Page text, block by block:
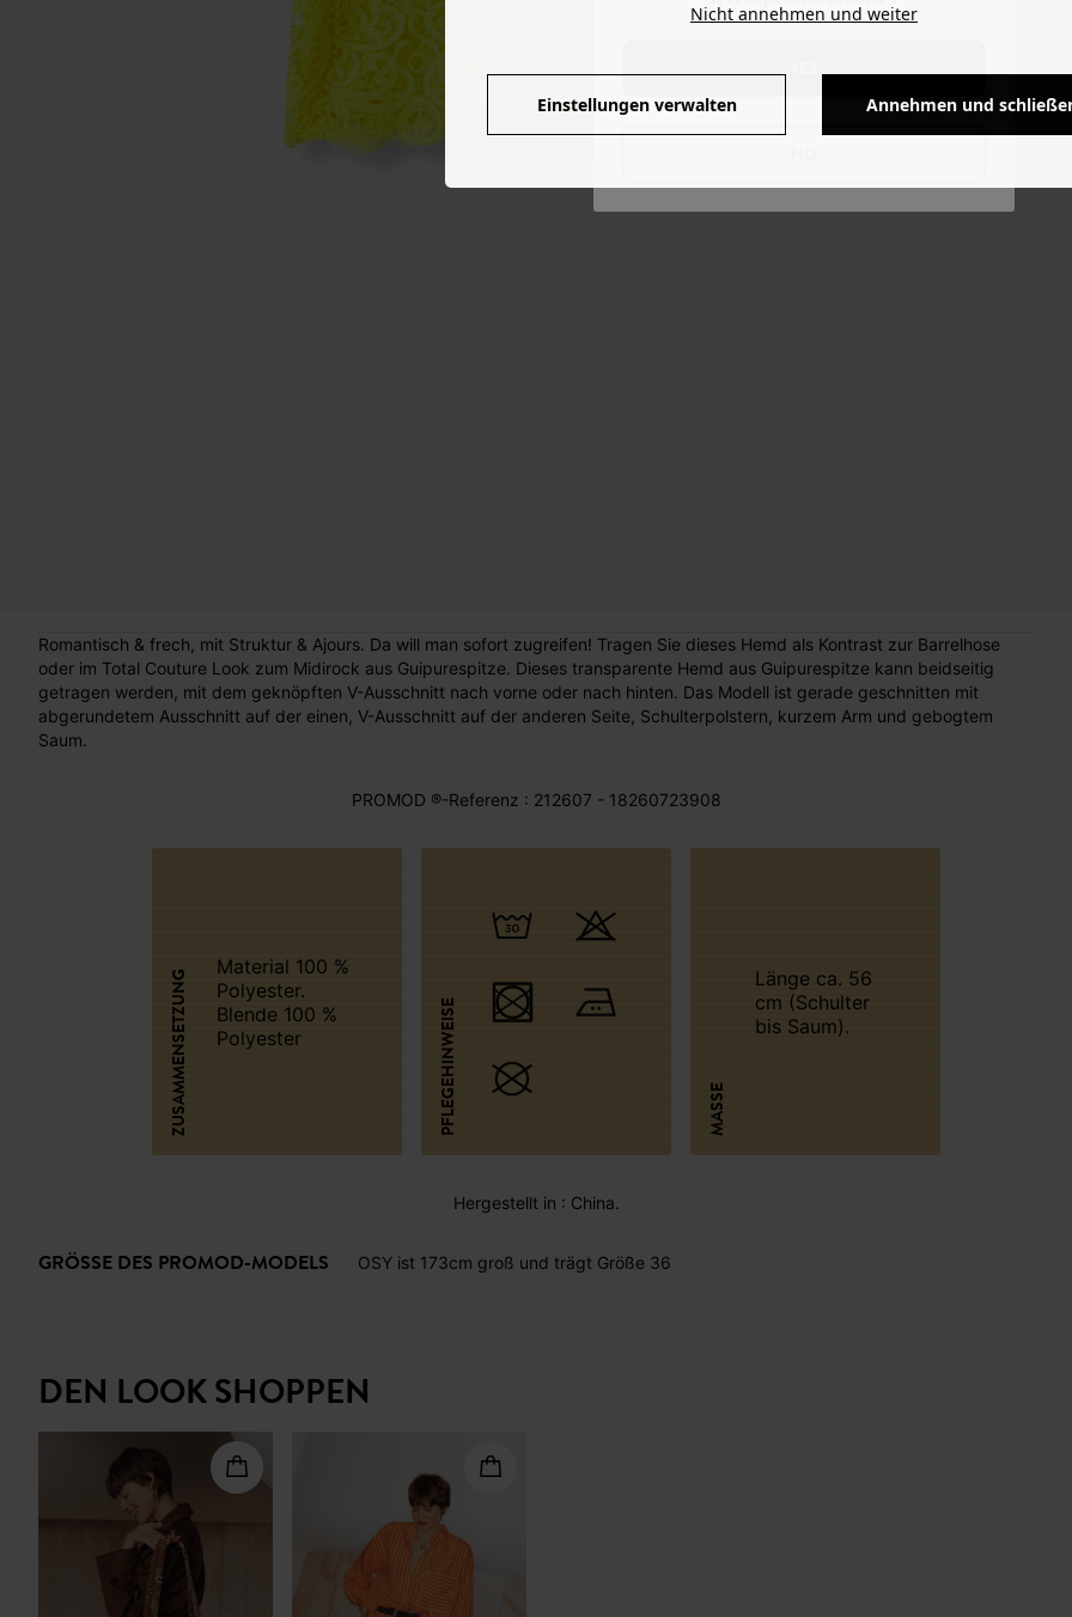
Romantisch & frech, mit Struktur & Ajours. Da will man sofort zugreifen! Tragen Sie dieses Hemd als Kontrast zur Barrelhose
oder im Total Couture Look zum Midirock aus Guipurespitze. Dieses transparente Hemd aus Guipurespitze kann beidseitig
getragen werden, mit dem geknöpften V-Ausschnitt nach vorne oder nach hinten. Das Modell ist gerade geschnitten mit
abgerundetem Ausschnitt auf der einen, V-Ausschnitt auf der anderen Seite, Schulterpolstern, kurzem Arm und gebogtem
Saum.
PROMOD ®-Referenz : 212607 - 18260723908
ZUSAMMENSETZUNG
Material 100 %
Polyester.
Blende 100 %
Polyester
PFLEGEHINWEISE MASSE
Länge ca. 56
cm (Schulter
bis Saum).
Hergestellt in : China.
GRÖSSE DES PROMOD-MODELS OSY ist 173cm groß und trägt Größe 36
DEN LOOK SHOPPEN
Nicht annehmen und weiter
Einstellungen verwalten Annehmen und